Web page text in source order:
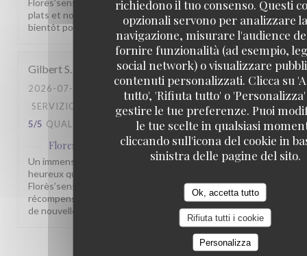
richiedono il tuo consenso. Questi
opzionali servono per analizzare
navigazione, misurare l'audience
fornire funzionalità (ad esempio,
social network) o visualizzare
contenuti personalizzati. Clicca su
tutto', 'Rifiuta tutto' o
gestire le tue preferenze. Puoi
le tue scelte in qualsiasi
cliccando sull'icona del cookie in
sinistra delle pagine del sito.
Ok, accetta tutto
Rifiuta tutti i cookie
Personalizza
Florès’sens. Savoir que vous continuez à apprécier nos
plats et notre accueil nous touche profondément. À très
bientôt pour un nouveau moment gourmand.
GilbertS
2026-07-27
- 12:45 - OSPITI 2
SERVIZIO
ATMOSFERA CUCINA
5/5 QUALITÀ / PREZZO: 5/5
Flores'sens
ha risposto a questa recensione
Un immense merci pour vos 5 étoiles ! Nous sommes très
heureux que vous ayez apprécié votre passage au
Florès’sens. Vos encouragements sont une belle
récompense pour toute notre équipe. À très bientôt pour
de nouvelles découvertes gustatives.